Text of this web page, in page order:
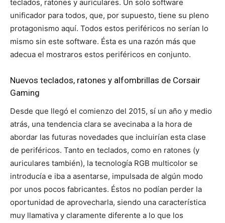
teclados, ratones y auriculares. Un solo software
unificador para todos, que, por supuesto, tiene su pleno
protagonismo aquí. Todos estos periféricos no serían lo
mismo sin este software. Ésta es una razón más que
adecua el mostraros estos periféricos en conjunto.
Nuevos teclados, ratones y alfombrillas de Corsair
Gaming
Desde que llegó el comienzo del 2015, sí un año y medio
atrás, una tendencia clara se avecinaba a la hora de
abordar las futuras novedades que incluirían esta clase
de periféricos. Tanto en teclados, como en ratones (y
auriculares también), la tecnología RGB multicolor se
introducía e iba a asentarse, impulsada de algún modo
por unos pocos fabricantes. Éstos no podían perder la
oportunidad de aprovecharla, siendo una característica
muy llamativa y claramente diferente a lo que los